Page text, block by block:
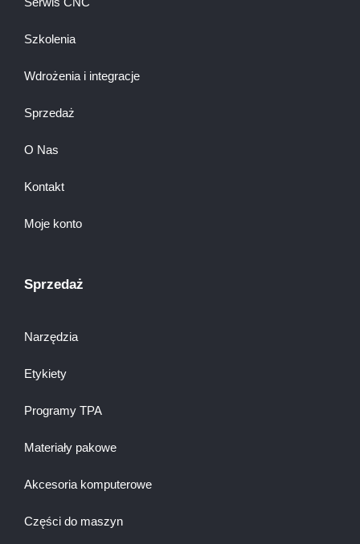
Szkolenia
Wdrożenia i integracje
Sprzedaż
O Nas
Kontakt
Moje konto
Sprzedaż
Narzędzia
Etykiety
Programy TPA
Materiały pakowe
Akcesoria komputerowe
Części do maszyn